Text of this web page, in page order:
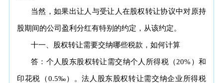
当然，如果出让人与受让人在股权转让协议中对原持
股期间的公司盈利分红有特别的约定，从该约定。
十一、股权转让需要交纳哪些税款，如何计算
答：个人股东股权转让需交纳个人所得税（20%）和
印花税（0.5‰）。法人股东股权转让需交纳企业所得税